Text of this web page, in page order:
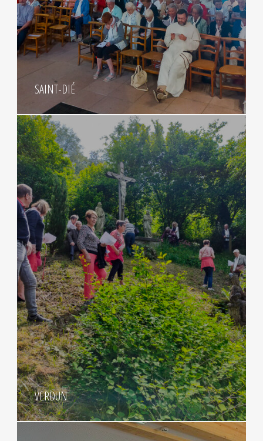
SAINT-DIÉ
VERDUN